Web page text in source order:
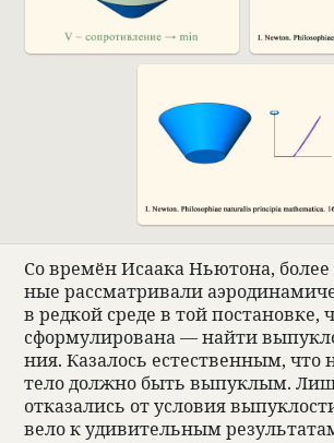
Со времён Иса­ака Нью­тона, более
ные рас­смат­ри­вали
в ред­кой среде в той поста­новке,
сформу­ли­ро­вана — найти
ния. Каза­лось есте­ствен­ным, что
тело должно быть выпук­лым.
отка­за­лись от усло­вия
вело к уди­ви­тель­ным